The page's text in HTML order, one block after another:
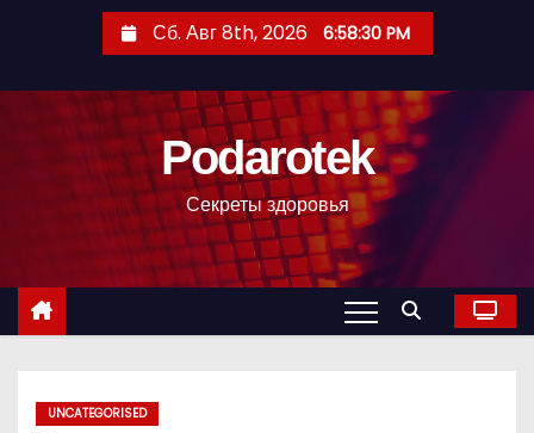
с
Сб. Авг 8th, 2026 6:58:31 PM
Podarotek
Секреты здоровья
UNCATEGORISED